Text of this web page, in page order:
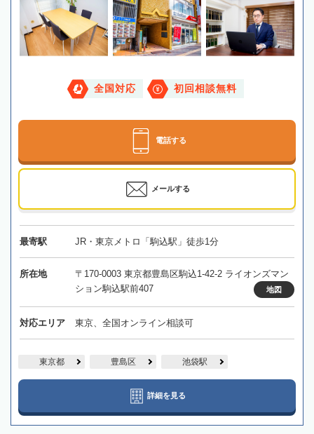
全国対応 初回相談無料
電話する
メールする
最寄駅 JR・東京メトロ「駒込駅」徒歩1分
所在地
〒170-0003 東京都豊島区駒込1-42-2 ライオンズマン
ション駒込駅前407
地図
対応エリア 東京、全国オンライン相談可
東京都 豊島区 池袋駅
詳細を見る